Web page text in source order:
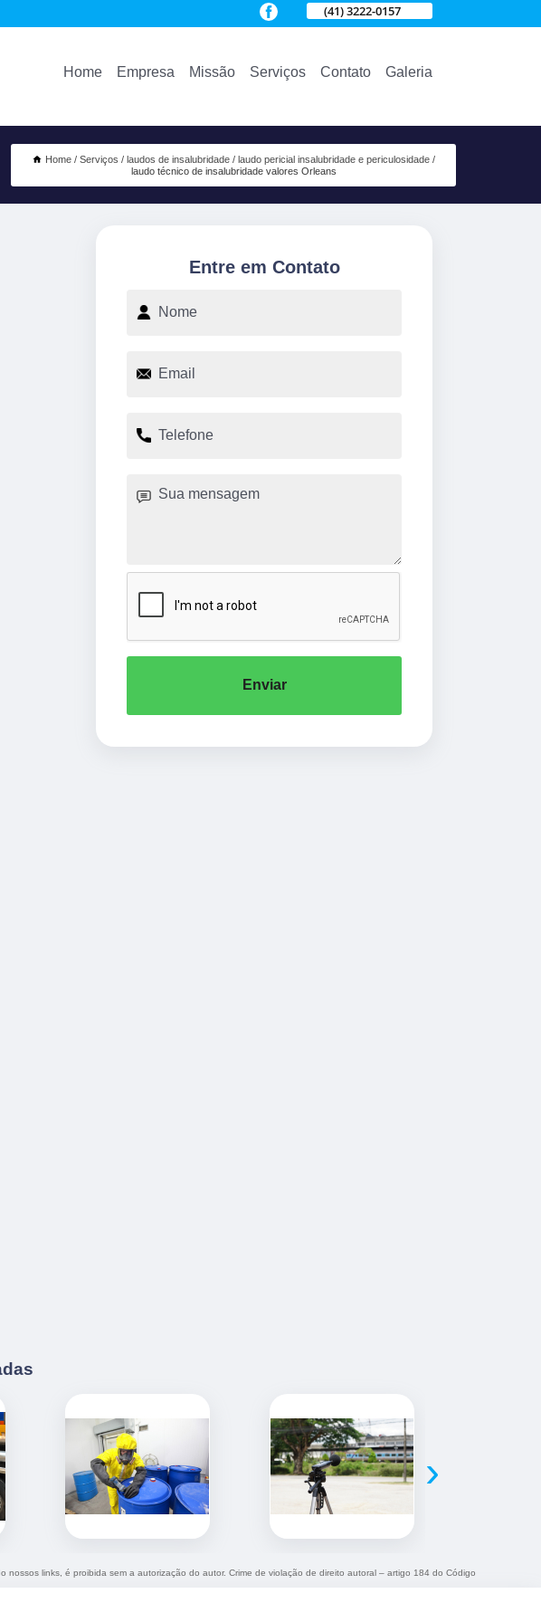
(41) 3222-0157
Home Empresa Missão Serviços Contato Galeria
Home Serviços laudos de insalubridade
laudo pericial insalubridade e periculosidade
laudo técnico de insalubridade valores Orleans
Entre em Contato
Enviar
›
links, é proibida sem a autorização do autor. Crime de violação de direito autoral – artigo 184 do Código